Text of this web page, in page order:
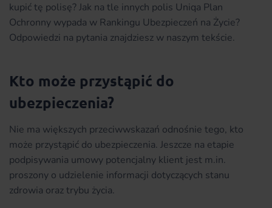
kupić tę polisę? Jak na tle innych polis Uniqa Plan
Ochronny wypada w Rankingu Ubezpieczeń na Życie?
Odpowiedzi na pytania znajdziesz w naszym tekście.
Kto może przystąpić do
ubezpieczenia?
Nie ma większych przeciwwskazań odnośnie tego, kto
może przystąpić do ubezpieczenia. Jeszcze na etapie
podpisywania umowy potencjalny klient jest m.in.
proszony o udzielenie informacji dotyczących stanu
zdrowia oraz trybu życia.